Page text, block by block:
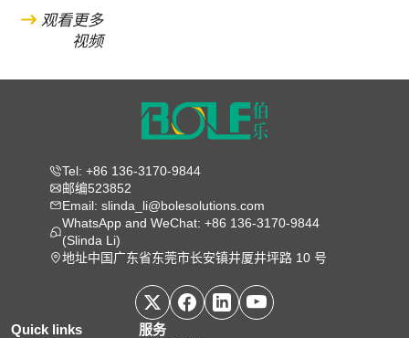
观看更多
视频
Tel: +86 136-3170-9844
邮编523852
Email: slinda_li@bolesolutions.com
WhatsApp and WeChat: +86 136-3170-9844
(Slinda Li)
地址中国广东省东莞市长安镇井厦井坪路 10 号
Quick links 服务